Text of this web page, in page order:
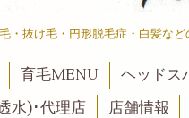
抜け毛・円形脱毛症・白髪など
育毛MENU ヘッドス
水)･代理店
店舗情報